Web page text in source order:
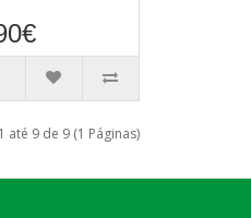
até 9 de 9 (1 Páginas)